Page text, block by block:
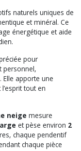
naturels uniques de
et minéral. Ce
énergétique et aide
pour
personnel,
Elle apporte une
tout en
neige mesure
et pèse environ 2
chaque pendentif
chaque pièce